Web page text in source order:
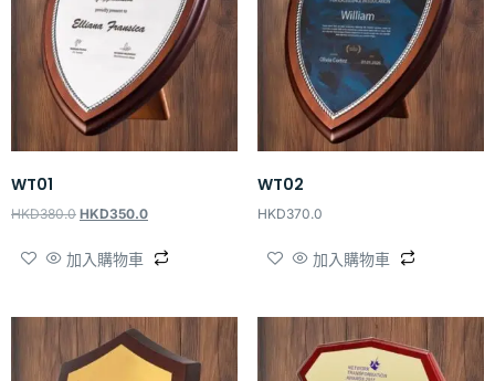
WT01
HKD380.0 HKD350.0
加入購物車
WT02
HKD370.0
加入購物車